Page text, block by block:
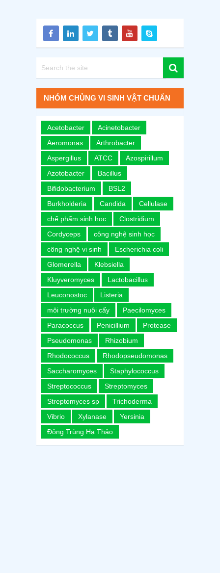
NHÓM CHỦNG VI SINH VẬT CHUẨN
Acetobacter
Acinetobacter
Aeromonas
Arthrobacter
Aspergillus
ATCC
Azospirillum
Azotobacter
Bacillus
Bifidobacterium
BSL2
Burkholderia
Candida
Cellulase
chế phẩm sinh học
Clostridium
Cordyceps
công nghệ sinh học
công nghệ vi sinh
Escherichia coli
Glomerella
Klebsiella
Kluyveromyces
Lactobacillus
Leuconostoc
Listeria
môi trường nuôi cấy
Paecilomyces
Paracoccus
Penicillium
Protease
Pseudomonas
Rhizobium
Rhodococcus
Rhodopseudomonas
Saccharomyces
Staphylococcus
Streptococcus
Streptomyces
Streptomyces sp
Trichoderma
Vibrio
Xylanase
Yersinia
Đông Trùng Hạ Thảo